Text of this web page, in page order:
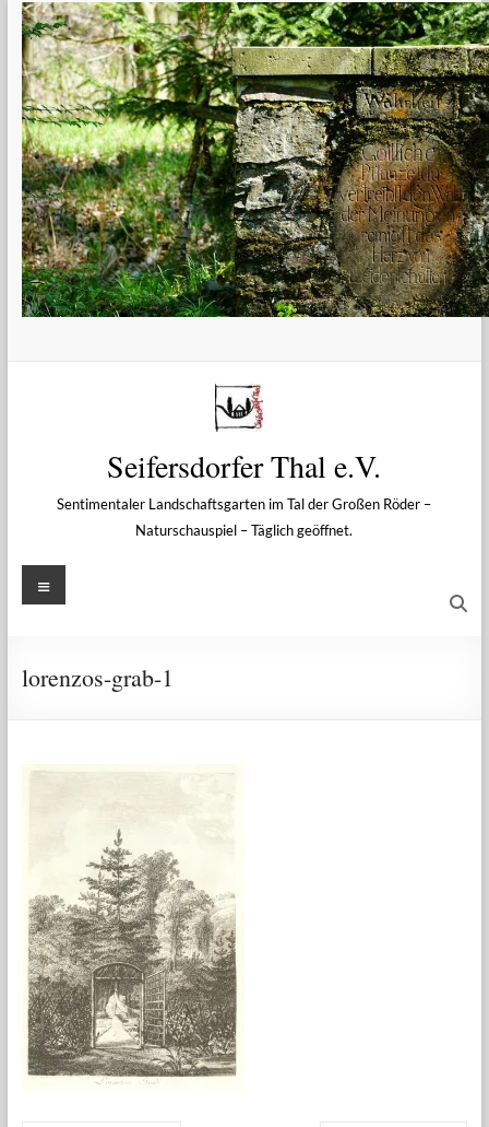
Zum
Inhalt
springen
Seifersdorfer Thal e.V.
Sentimentaler Landschaftsgarten im Tal der Großen Röder –
Naturschauspiel – Täglich geöffnet.
Menü
lorenzos-grab-1